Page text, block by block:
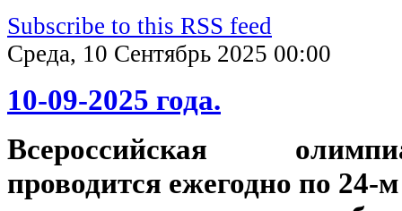
Subscribe to this RSS feed
Среда, 10 Сентябрь 2025 00:00
10-09-2025 года.
Всероссийская
проводится ежегодно по